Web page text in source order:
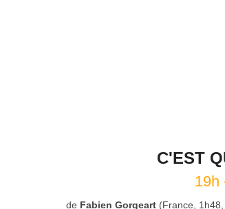
C'EST
19h
de Fabien Gorgeart(France, 1h48,